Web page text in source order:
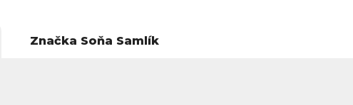
Značka Soňa Samlík